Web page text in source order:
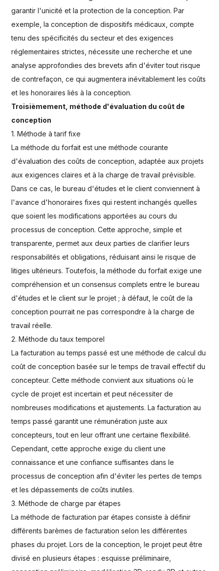
garantir l'unicité et la protection de la conception. Par
exemple, la conception de dispositifs médicaux, compte
tenu des spécificités du secteur et des exigences
réglementaires strictes, nécessite une recherche et une
analyse approfondies des brevets afin d'éviter tout risque
de contrefaçon, ce qui augmentera inévitablement les coûts
et les honoraires liés à la conception.
Troisièmement, méthode d'évaluation du coût de
conception
1. Méthode à tarif fixe
La méthode du forfait est une méthode courante
d'évaluation des coûts de conception, adaptée aux projets
aux exigences claires et à la charge de travail prévisible.
Dans ce cas, le bureau d'études et le client conviennent à
l'avance d'honoraires fixes qui restent inchangés quelles
que soient les modifications apportées au cours du
processus de conception. Cette approche, simple et
transparente, permet aux deux parties de clarifier leurs
responsabilités et obligations, réduisant ainsi le risque de
litiges ultérieurs. Toutefois, la méthode du forfait exige une
compréhension et un consensus complets entre le bureau
d'études et le client sur le projet ; à défaut, le coût de la
conception pourrait ne pas correspondre à la charge de
travail réelle.
2. Méthode du taux temporel
La facturation au temps passé est une méthode de calcul du
coût de conception basée sur le temps de travail effectif du
concepteur. Cette méthode convient aux situations où le
cycle de projet est incertain et peut nécessiter de
nombreuses modifications et ajustements. La facturation au
temps passé garantit une rémunération juste aux
concepteurs, tout en leur offrant une certaine flexibilité.
Cependant, cette approche exige du client une
connaissance et une confiance suffisantes dans le
processus de conception afin d'éviter les pertes de temps
et les dépassements de coûts inutiles.
3. Méthode de charge par étapes
La méthode de facturation par étapes consiste à définir
différents barèmes de facturation selon les différentes
phases du projet. Lors de la conception, le projet peut être
divisé en plusieurs étapes : esquisse préliminaire,